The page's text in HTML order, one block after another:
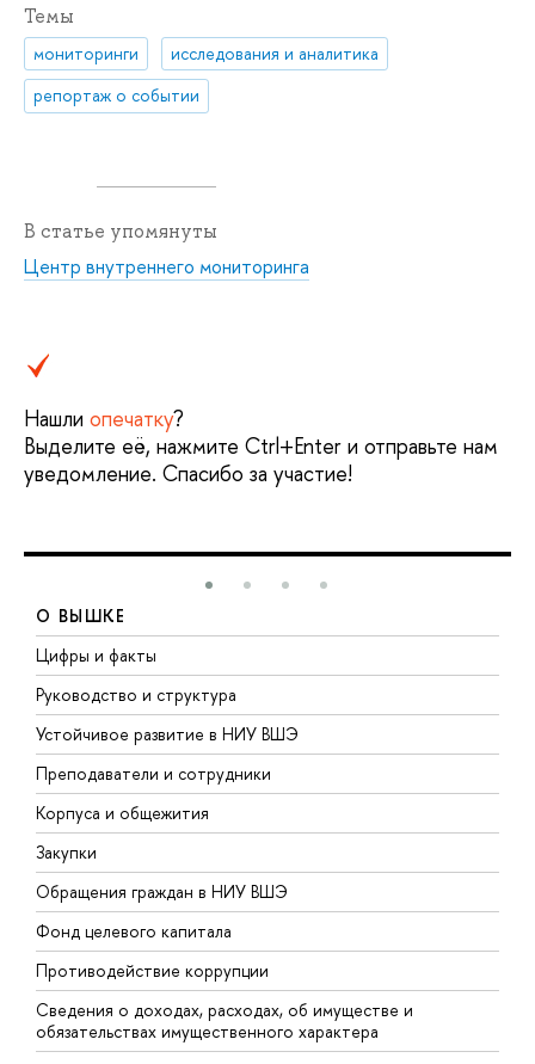
Темы
мониторинги
исследования и аналитика
репортаж о событии
В статье упомянуты
Центр внутреннего мониторинга
Нашли опечатку?
Выделите её, нажмите Ctrl+Enter и отправьте нам
уведомление. Спасибо за участие!
О ВЫШКЕ
Цифры и факты
Руководство и структура
Устойчивое развитие в НИУ ВШЭ
Преподаватели и сотрудники
Корпуса и общежития
Закупки
Обращения граждан в НИУ ВШЭ
Фонд целевого капитала
Противодействие коррупции
Сведения о доходах, расходах, об имуществе и
обязательствах имущественного характера